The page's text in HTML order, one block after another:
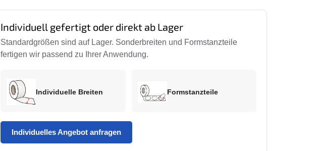
Individuell gefertigt oder direkt ab Lager
Standardgrößen sind auf Lager. Sonderbreiten und Formstanzteile
fertigen wir passend zu Ihrer Anwendung.
Individuelle Breiten Formstanzteile
Individuelles Angebot anfragen